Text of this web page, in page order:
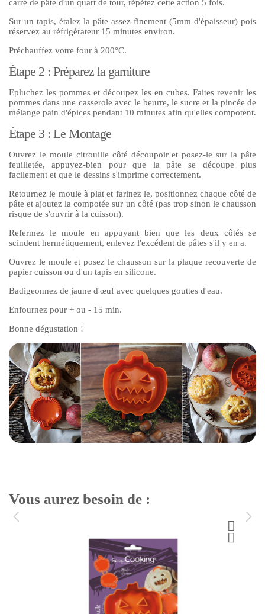
carré de pâte d'un quart de tour, répétez cette action 5 fois.
Sur un tapis, étalez la pâte assez finement (5mm d'épaisseur) pois
réservez au réfrigérateur 15 minutes environ.
Préchauffez votre four à 200°C.
Étape 2 : Préparez la garniture
Epluchez les pommes et découpez les en cubes. Faites revenir les
pommes dans une casserole avec le beurre, le sucre et la pincée de
mélange pain d'épices pendant 10 minutes afin qu'elles compotent.
Étape 3 : Le Montage
Ouvrez le moule citrouille côté découpoir et posez-le sur la pâte
feuilletée, appuyez-bien pour que la pâte se découpe plus
facilement et que le dessins s'imprime correctement.
Retournez le moule à plat et farinez le, positionnez chaque côté de
pâte et ajoutez la compotée sur un côté (pas trop sinon le chausson
risque de s'ouvrir à la cuisson).
Refermez le moule en appuyant bien que les deux côtés se
scindent hermétiquement, enlevez l'excédent de pâtes s'il y en a.
Ouvrez le moule et posez le chausson sur la plaque recouverte de
papier cuisson ou d'un tapis en silicone.
Badigeonnez de jaune d'œuf avec quelques gouttes d'eau.
Enfournez pour + ou - 15 min.
Bonne dégustation !
Vous aurez besoin de :